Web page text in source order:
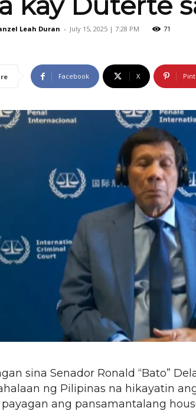
Leah Duran - July 15, 2025 | 7:28 PM 71
Facebook X
sina Senador Ronald “Bato”
ng Pilipinas na hikayatin
payagan ang pansamantalang